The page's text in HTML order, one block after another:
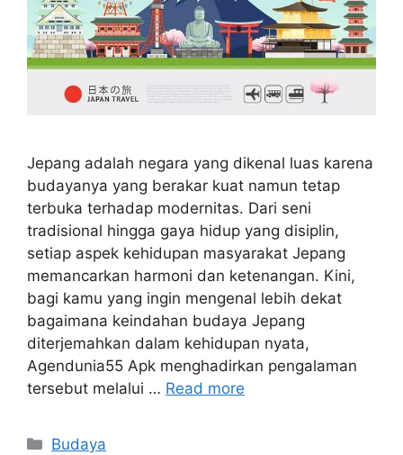
Jepang adalah negara yang dikenal luas karena
budayanya yang berakar kuat namun tetap
terbuka terhadap modernitas. Dari seni
tradisional hingga gaya hidup yang disiplin,
setiap aspek kehidupan masyarakat Jepang
memancarkan harmoni dan ketenangan. Kini,
bagi kamu yang ingin mengenal lebih dekat
bagaimana keindahan budaya Jepang
diterjemahkan dalam kehidupan nyata,
Agendunia55 Apk menghadirkan pengalaman
tersebut melalui … Read more
Categories
Budaya